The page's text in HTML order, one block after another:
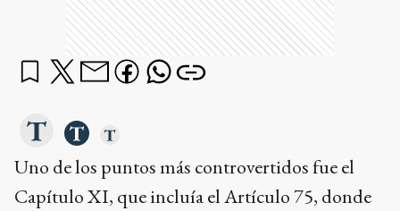
Uno de los puntos más controvertidos fue el
Capítulo XI, que incluía el Artículo 75, donde